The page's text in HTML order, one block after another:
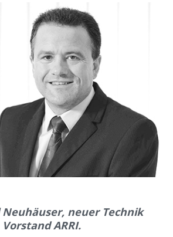
Neuhäuser, neuer Technik
Vorstand ARRI.